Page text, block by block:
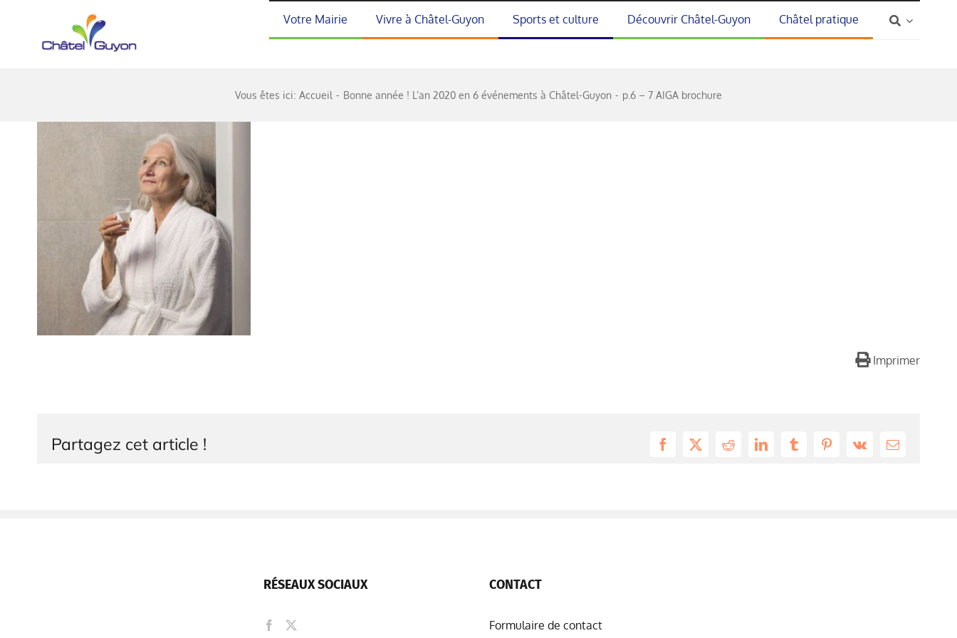
Votre Mairie Vivre à Châtel-Guyon Sports et culture Découvrir Châtel-Guyon Châtel pratique
Vous êtes ici: Accueil Bonne année ! L’an 2020 en 6 événements à Châtel-Guyon p.6 – 7 AIGA brochure
Imprimer
Partagez cet article ! Facebook
X RedditLinkedInTumblrPinterest
Vk Email
RÉSEAUX SOCIAUX CONTACT
Formulaire de contact